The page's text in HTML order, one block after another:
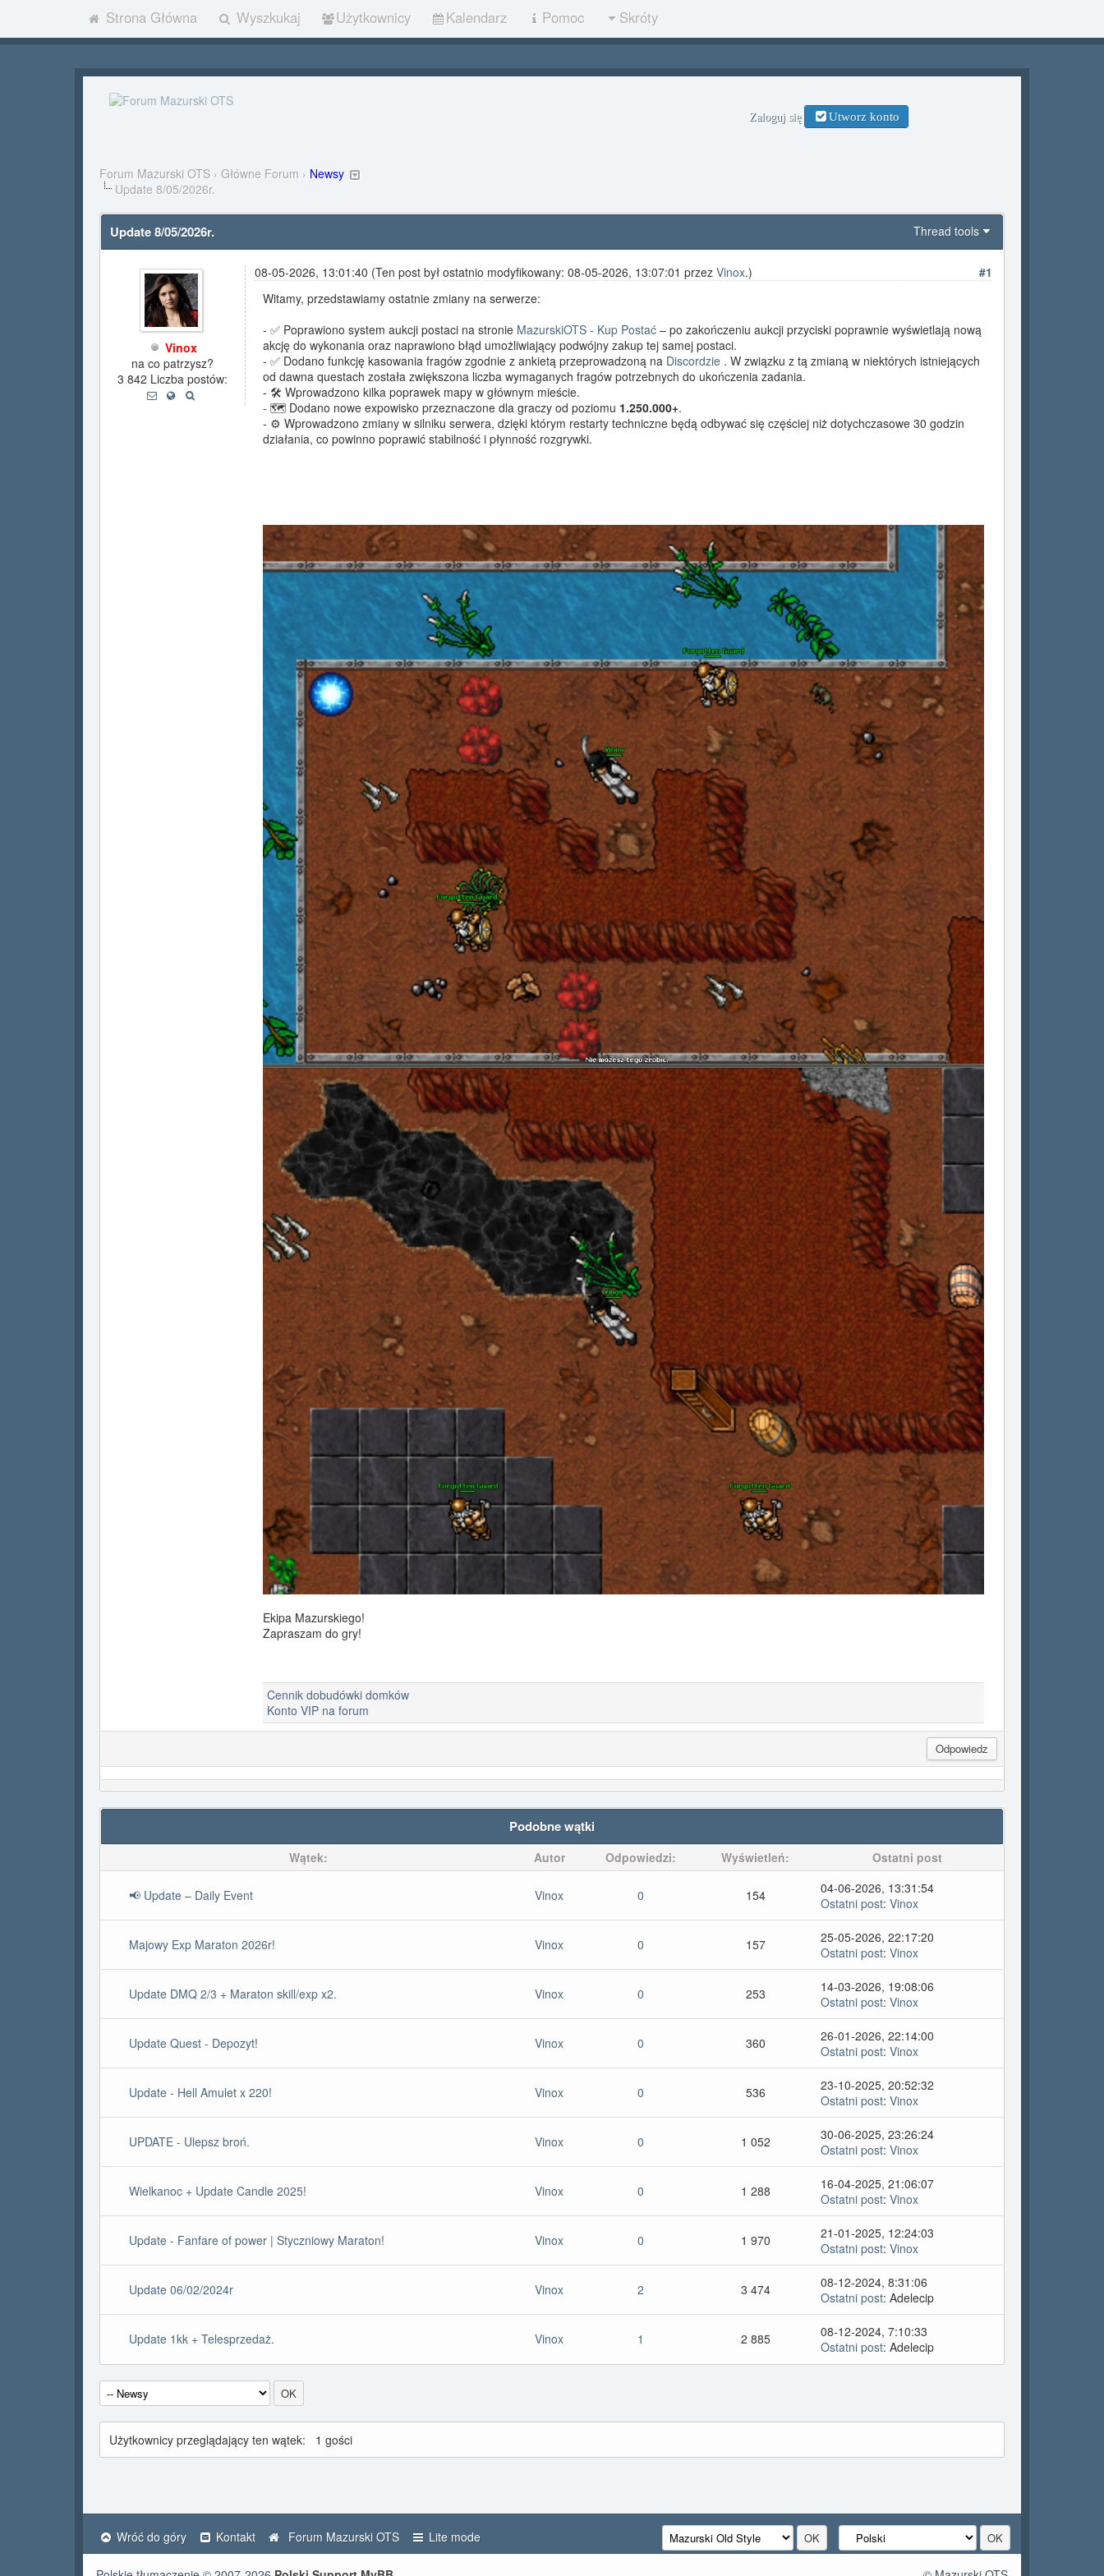
Strona Główna Wyszkukaj Użytkownicy Kalendarz Pomoc Skróty
Zaloguj się Utworz konto
Forum Mazurski OTS› Główne Forum › Newsy
Update 8/05/2026r.
Thread tools
Update 8/05/2026r.
Vinox
na co patrzysz?
3 842 Liczba postów:
#1
08-05-2026, 13:01:40 (Ten post był ostatnio modyfikowany: 08-05-2026, 13:07:01 przez Vinox.)
Witamy, przedstawiamy ostatnie zmiany na serwerze:
- ✅ Poprawiono system aukcji postaci na stronie MazurskiOTS - Kup Postać– po zakończeniu aukcji przyciski poprawnie wyświetlają nową
akcję do wykonania oraz naprawiono błąd umożliwiający podwójny zakup tej samej postaci.
- ✅ Dodano funkcję kasowania fragów zgodnie z ankietą przeprowadzoną na Discordzie. W związku z tą zmianą w niektórych istniejących
od dawna questach została zwiększona liczba wymaganych fragów potrzebnych do ukończenia zadania.
- 🛠️ Wprowadzono kilka poprawek mapy w głównym mieście.
- 🗺️ Dodano nowe expowisko przeznaczone dla graczy od poziomu 1.250.000+.
- ⚙️ Wprowadzono zmiany w silniku serwera, dzięki którym restarty techniczne będą odbywać się częściej niż dotychczasowe 30 godzin
działania, co powinno poprawić stabilność i płynność rozgrywki.
Ekipa Mazurskiego!
Zapraszam do gry!
Cennik dobudówki domków
Konto VIP na forum
Odpowiedz
Podobne wątki
Wątek: Autor Odpowiedzi: Wyświetleń: Ostatni post
📢 Update – Daily Event Vinox 0 154
04-06-2026, 13:31:54
Ostatni post: Vinox
Majowy Exp Maraton 2026r! Vinox 0 157
25-05-2026, 22:17:20
Ostatni post: Vinox
Update DMQ 2/3 + Maraton skill/exp x2. Vinox 0 253
14-03-2026, 19:08:06
Ostatni post: Vinox
Update Quest - Depozyt! Vinox 0 360
26-01-2026, 22:14:00
Ostatni post: Vinox
Update - Hell Amulet x 220! Vinox 0 536
23-10-2025, 20:52:32
Ostatni post: Vinox
UPDATE - Ulepsz broń. Vinox 0 1 052
30-06-2025, 23:26:24
Ostatni post: Vinox
Wielkanoc + Update Candle 2025! Vinox 0 1 288
16-04-2025, 21:06:07
Ostatni post: Vinox
Update - Fanfare of power | Styczniowy Maraton! Vinox 0 1 970
21-01-2025, 12:24:03
Ostatni post: Vinox
Update 06/02/2024r Vinox 2 3 474
08-12-2024, 8:31:06
Ostatni post: Adelecip
Update 1kk + Telesprzedaż. Vinox 1 2 885
08-12-2024, 7:10:33
Ostatni post: Adelecip
Użytkownicy przeglądający ten wątek: 1 gości
Wróć do góry Kontakt Forum Mazurski OTS Lite mode